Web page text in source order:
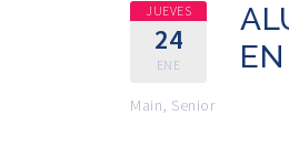
JUEVES
24
ENE
Main, Senior